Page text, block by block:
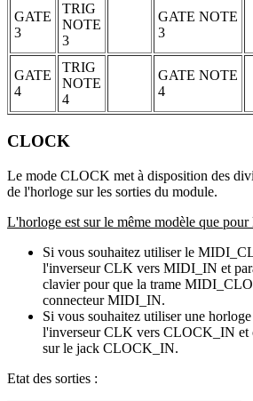
GATE
3
TRIG
NOTE
3
GATE NOTE
3
GATE
4
TRIG
NOTE
4
GATE NOTE
4
CLOCK
Le mode CLOCK met à disposition des
de l'horloge sur les sorties du module.
L'horloge est sur le même modèle que
Si vous souhaitez utiliser le
l'inverseur CLK vers MIDI_IN et
clavier pour que la trame
connecteur MIDI_IN.
Si vous souhaitez utiliser une
l'inverseur CLK vers CLOCK_IN et
sur le jack CLOCK_IN.
Etat des sorties :